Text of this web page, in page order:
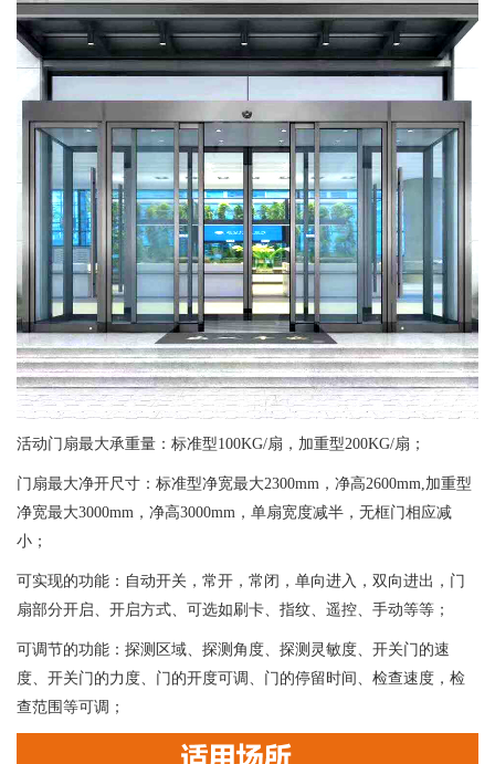
活动门扇最大承重量：标准型100KG/扇，加重型200KG/扇；
门扇最大净开尺寸：标准型净宽最大2300mm，净高2600mm,加重型
净宽最大3000mm，净高3000mm，单扇宽度减半，无框门相应减
小；
可实现的功能：自动开关，常开，常闭，单向进入，双向进出，门
扇部分开启、开启方式、可选如刷卡、指纹、遥控、手动等等；
可调节的功能：探测区域、探测角度、探测灵敏度、开关门的速
度、开关门的力度、门的开度可调、门的停留时间、检查速度，检
查范围等可调；